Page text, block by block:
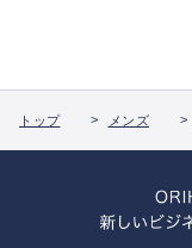
トップ メンズ